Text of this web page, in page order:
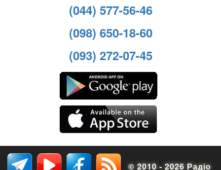
(044) 577-56-46
(098) 650-18-60
(093) 272-07-45
© 2010 - 2026 Радіо